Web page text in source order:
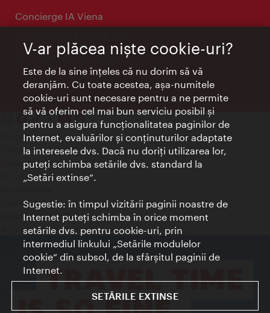
Concierge IA Viena
Informații non-stop
Contact
Credits
Declaraţie privind protecţia datelor
Terms of Use
Contact presa
Setări module cookie
© Copyright Wien Tourismus
V-ar plăcea nişte cookie-uri?
Este de la sine înţeles că nu dorim să vă
deranjăm. Cu toate acestea, aşa-numitele
cookie-uri sunt necesare pentru a ne permite
să vă oferim cel mai bun serviciu posibil şi
pentru a asigura funcţionalitatea paginilor de
Internet, evaluărilor şi conţinuturilor adaptate
la interesele dvs. Dacă nu doriţi utilizarea lor,
puteţi schimba setările dvs. standard la
„Setări extinse“.
Sugestie: în timpul vizitării paginii noastre de
Internet puteţi schimba în orice moment
setările dvs. pentru cookie-uri, prin
intermediul linkului „Setările modulelor
cookie“ din subsol, de la sfârşitul paginii de
Internet.
SETĂRILE EXTINSE